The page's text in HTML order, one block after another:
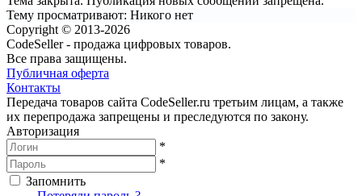
Тему просматривают: Никого нет
Copyright © 2013-2026
CodeSeller - продажа цифровых товаров.
Все права защищены.
Публичная оферта
Контакты
Передача товаров сайта CodeSeller.ru третьим лицам, а также
их перепродажа запрещены и преследуются по закону.
Авторизация
*
*
Запомнить